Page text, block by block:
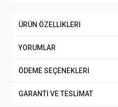
ÜRÜN ÖZELLİKLERİ
YORUMLAR
ÖDEME SEÇENEKLERİ
GARANTİ VE TESLİMAT